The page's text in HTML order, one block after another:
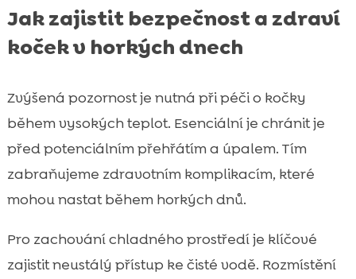
Jak zajistit bezpečnost a zdraví
koček v horkých dnech
Zvýšená pozornost je nutná při péči o kočky
během vysokých teplot. Esenciální je chránit je
před potenciálním přehřátím a úpalem. Tím
zabraňujeme zdravotním komplikacím, které
mohou nastat během horkých dnů.
Pro zachování chladného prostředí je klíčové
zajistit neustálý přístup ke čisté vodě. Rozmístění